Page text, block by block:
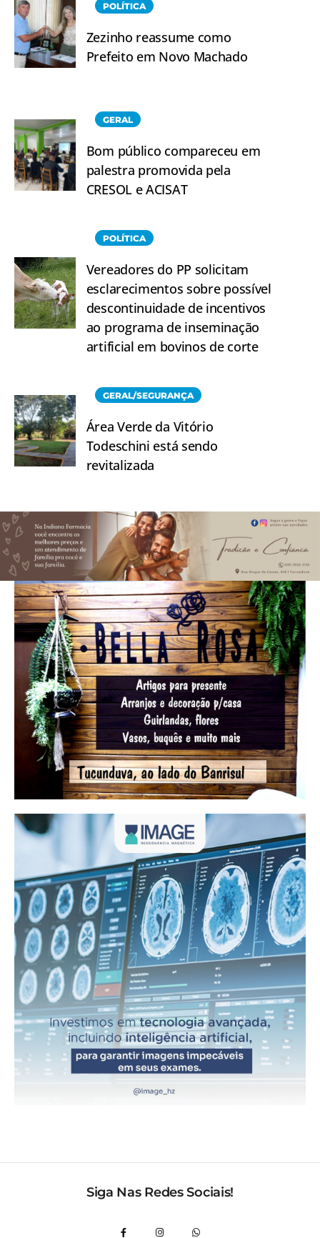
POLÍTICA
Zezinho reassume como
Prefeito em Novo Machado
GERAL
Bom público compareceu em
palestra promovida pela
CRESOL e ACISAT
POLÍTICA
Vereadores do PP solicitam
esclarecimentos sobre possível
descontinuidade de incentivos
ao programa de inseminação
artificial em bovinos de corte
GERAL/SEGURANÇA
Área Verde da Vitório
Todeschini está sendo
revitalizada
Siga Nas Redes Sociais!